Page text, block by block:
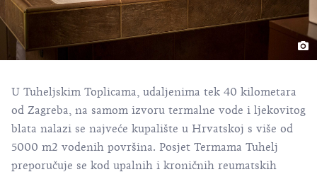
U Tuheljskim Toplicama, udaljenima tek 40 kilometara
od Zagreba, na samom izvoru termalne vode i ljekovitog
blata nalazi se najveće kupalište u Hrvatskoj s više od
5000 m2 vodenih površina. Posjet Termama Tuhelj
preporučuje se kod upalnih i kroničnih reumatskih